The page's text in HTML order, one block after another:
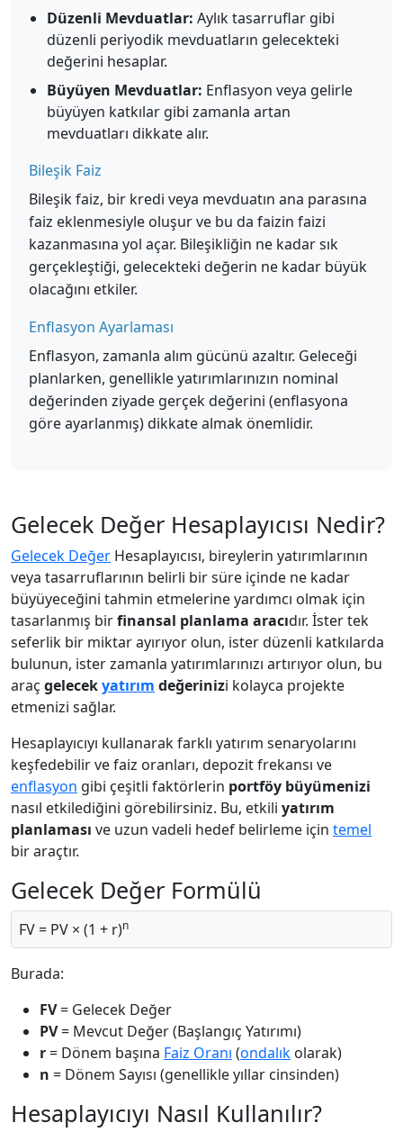
Düzenli Mevduatlar: Aylık tasarruflar gibi
düzenli periyodik mevduatların gelecekteki
değerini hesaplar.
Büyüyen Mevduatlar: Enflasyon veya gelirle
büyüyen katkılar gibi zamanla artan
mevduatları dikkate alır.
Bileşik Faiz
Bileşik faiz, bir kredi veya mevduatın ana parasına
faiz eklenmesiyle oluşur ve bu da faizin faizi
kazanmasına yol açar. Bileşikliğin ne kadar sık
gerçekleştiği, gelecekteki değerin ne kadar büyük
olacağını etkiler.
Enflasyon Ayarlaması
Enflasyon, zamanla alım gücünü azaltır. Geleceği
planlarken, genellikle yatırımlarınızın nominal
değerinden ziyade gerçek değerini (enflasyona
göre ayarlanmış) dikkate almak önemlidir.
Gelecek Değer Hesaplayıcısı Nedir?
Gelecek Değer Hesaplayıcısı, bireylerin yatırımlarının
veya tasarruflarının belirli bir süre içinde ne kadar
büyüyeceğini tahmin etmelerine yardımcı olmak için
tasarlanmış birfinansal planlama aracıdır. İster tek
seferlik bir miktar ayırıyor olun, ister düzenli katkılarda
bulunun, ister zamanla yatırımlarınızı artırıyor olun, bu
araç gelecekyatırım değerinizi kolayca projekte
etmenizi sağlar.
Hesaplayıcıyı kullanarak farklı yatırım senaryolarını
keşfedebilir ve faiz oranları, depozit frekansı ve
enflasyon gibi çeşitli faktörlerin portföy büyümenizi
nasıl etkilediğini görebilirsiniz. Bu, etkili yatırım
planlaması ve uzun vadeli hedef belirleme için temel
bir araçtır.
Gelecek Değer Formülü
FV = PV × (1 + r)n
Burada:
FV= Gelecek Değer
PV= Mevcut Değer (Başlangıç Yatırımı)
r= Dönem başına Faiz Oranı (ondalık olarak)
n = Dönem Sayısı (genellikle yıllar cinsinden)
Hesaplayıcıyı Nasıl Kullanılır?